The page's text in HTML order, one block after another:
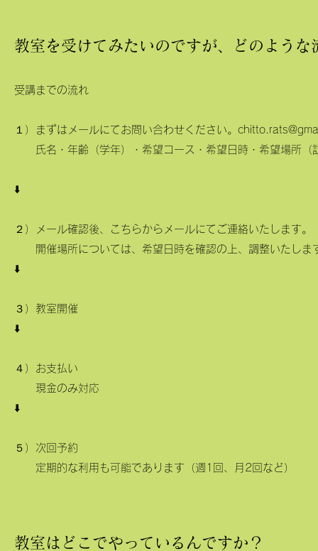
教室を受けてみたいのですが、どのような
受講までの流れ
１）まずはメールにてお問い合わせください。
氏名・年齢（学年）・希望コース・希望日時・希望場所（
⬇️
２）メール確認後、こちらからメールにてご連絡いたします。
開催場所については、希望日時を確認の上、調整いたしま
⬇️
３）教室開催
⬇️
４）お支払い
現金のみ対応
⬇️
５）次回予約
定期的な利用も可能であります（週1回、月2回など）
教室はどこでやっているんですか？